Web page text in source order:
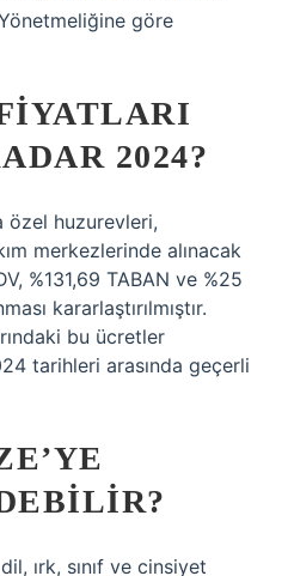
göre
2024?
özel huzurevleri,
merkezlerinde alınacak
%131,69 TABAN ve %25
kararlaştırılmıştır.
bu ücretler
tarihleri ​​arasında geçerli
ırk, sınıf ve cinsiyet